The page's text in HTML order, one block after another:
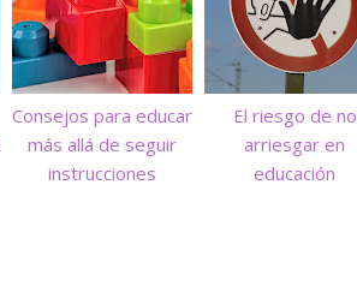
Consejos para educar
más allá de seguir
instrucciones
El riesgo de no
arriesgar en
educación